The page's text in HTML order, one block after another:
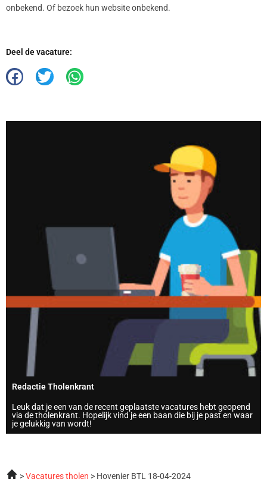
onbekend. Of bezoek hun website onbekend.
Deel de vacature:
Redactie Tholenkrant
Leuk dat je een van de recent geplaatste vacatures hebt geopend
via de tholenkrant. Hopelijk vind je een baan die bij je past en waar
je gelukkig van wordt!
Vacatures tholen Hovenier BTL 18-04-2024